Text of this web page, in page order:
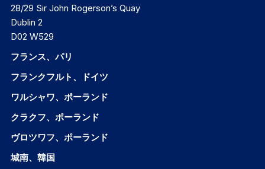
28/29 Sir John Rogerson’s Quay
Dublin 2
D02 W529
フランス、パリ
フランクフルト、ドイツ
ワルシャワ、ポーランド
クラクフ、ポーランド
ヴロツワフ、ポーランド
城南、韓国